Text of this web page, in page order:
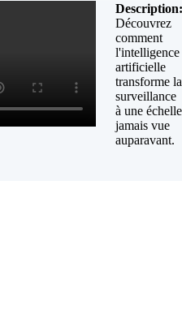
Description:
Découvrez
comment
l'intelligence
artificielle
transforme la
surveillance
à une échelle
jamais vue
auparavant.